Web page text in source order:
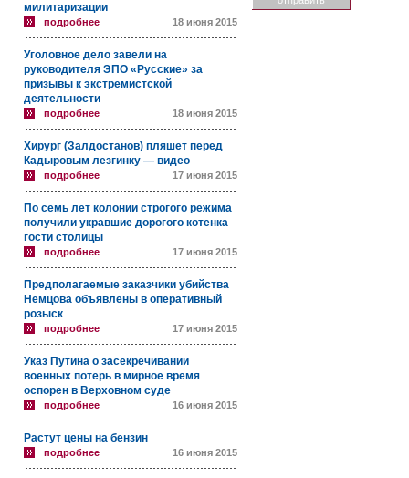
милитаризации
подробнее 18 июня 2015
Уголовное дело завели на
руководителя ЭПО «Русские» за
призывы к экстремистской
деятельности
подробнее 18 июня 2015
Хирург (Залдостанов) пляшет перед
Кадыровым лезгинку — видео
подробнее 17 июня 2015
По семь лет колонии строгого режима
получили укравшие дорогого котенка
гости столицы
подробнее 17 июня 2015
Предполагаемые заказчики убийства
Немцова объявлены в оперативный
розыск
подробнее 17 июня 2015
Указ Путина о засекречивании
военных потерь в мирное время
оспорен в Верховном суде
подробнее 16 июня 2015
Растут цены на бензин
подробнее 16 июня 2015